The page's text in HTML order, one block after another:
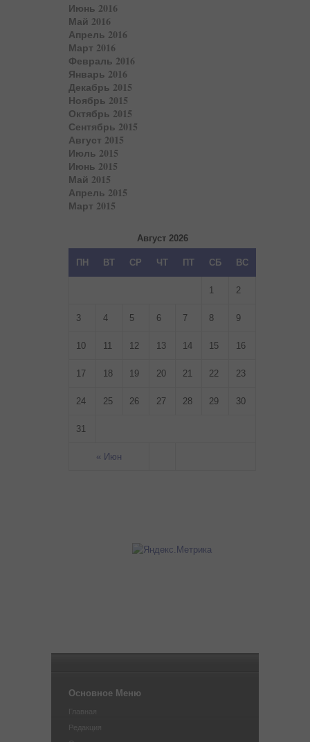
Июнь 2016
Май 2016
Апрель 2016
Март 2016
Февраль 2016
Январь 2016
Декабрь 2015
Ноябрь 2015
Октябрь 2015
Сентябрь 2015
Август 2015
Июль 2015
Июнь 2015
Май 2015
Апрель 2015
Март 2015
Август 2026
ПН ВТ СР ЧТ ПТ СБ ВС
« Июн
1 2
3 4 5 6 7 8 9
10 11 12 13 14 15 16
17 18 19 20 21 22 23
24 25 26 27 28 29 30
31
Основное Меню
Главная
Редакция